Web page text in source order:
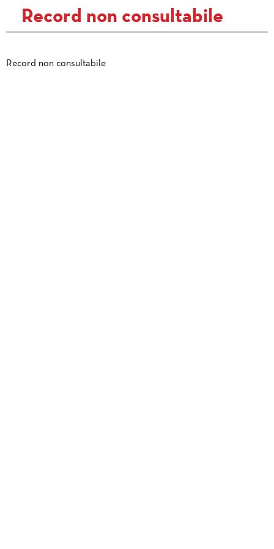
Record non consultabile
Record non consultabile